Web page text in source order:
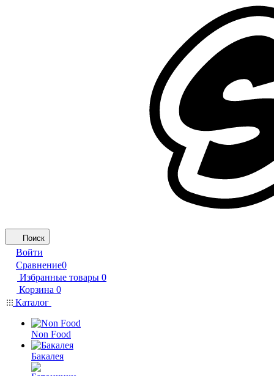
Поиск
Войти
Сравнение0
Избранные товары 0
Корзина 0
Каталог
Non Food
Бакалея